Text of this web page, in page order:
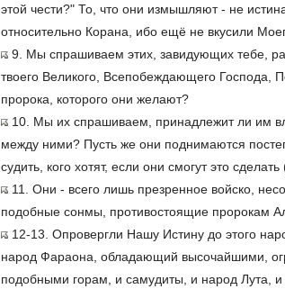
этой чести?" То, что они измышляют - не
относительно Корана, ибо ещё не вкусили
9. Мы спрашиваем этих, завидующих тебе,
твоего Великого, Всепобеждающего Господа,
пророка, которого они желают?
10. Мы их спрашиваем, принадлежит ли им
между ними? Пусть же они поднимаются
судить, кого хотят, если они смогут это
11. Они - всего лишь презренное войско,
подобные сонмы, противостоящие пророкам
12-13. Опровергли Нашу Истину до этого
народ Фараона, обладающий высочайшими,
подобными горам, и самудиты, и народ Лута,